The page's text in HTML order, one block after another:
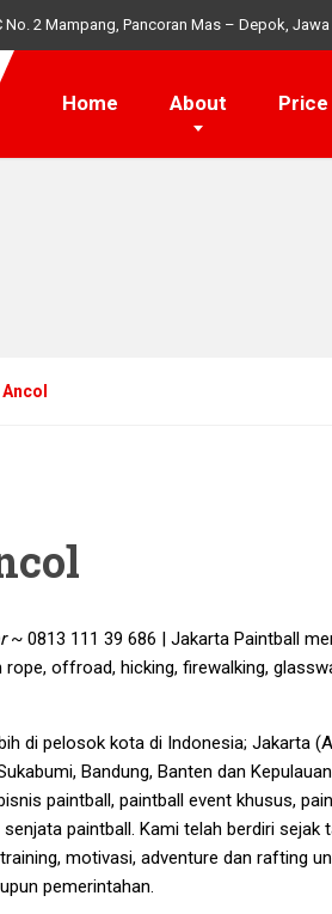
No. 2 Mampang, Pancoran Mas – Depok,
Home About
~ 0813 111 39 686 | Jakarta Paintball
offroad, hicking, firewalking,
di pelosok kota di Indonesia; Jakarta
Bandung, Banten dan
paintball, paintball event khusus,
paintball. Kami telah berdiri sejak
motivasi, adventure dan rafting
pemerintahan.